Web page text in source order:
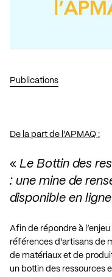
Publications
De la part de l’APMAQ :
« Le Bottin des
: une mine de
disponible en
Afin de répondre à
références d’artisans de
de matériaux et de
un bottin des ressources